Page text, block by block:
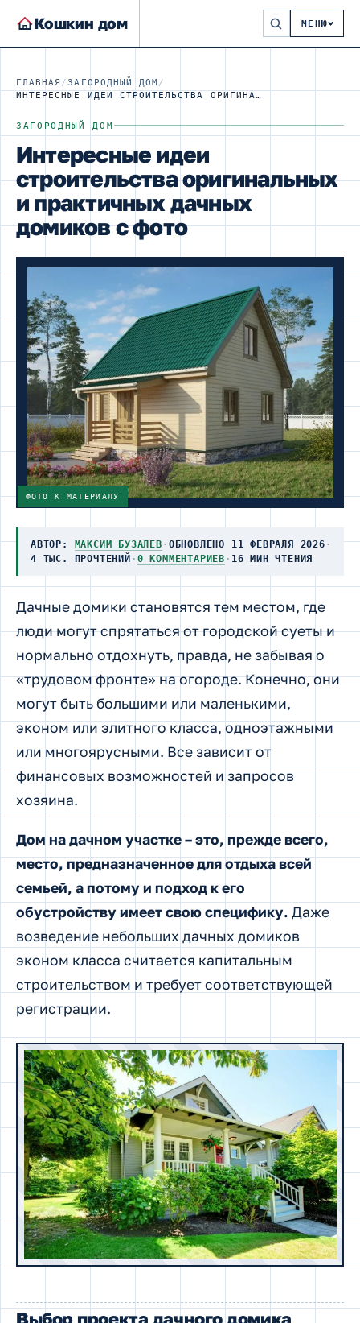
Кошкин дом МЕНЮ
ГЛАВНАЯ /ЗАГОРОДНЫЙ ДОМ /
ИНТЕРЕСНЫЕ ИДЕИ СТРОИТЕЛЬСТВА ОРИГИНАЛЬНЫХ И ПРАКТИЧНЫХ ДАЧНЫХ ДОМИКОВ С ФОТО
ЗАГОРОДНЫЙ ДОМ
Интересные идеи
строительства оригинальных
и практичных дачных
домиков с фото
ФОТО К МАТЕРИАЛУ
АВТОР: МАКСИМ БУЗАЛЕВ · ОБНОВЛЕНО 11 ФЕВРАЛЯ 2026 ·
4 ТЫС. ПРОЧТЕНИЙ · 0 КОММЕНТАРИЕВ · 16 МИН ЧТЕНИЯ
Дачные домики становятся тем местом, где
люди могут спрятаться от городской суеты и
нормально отдохнуть, правда, не забывая о
«трудовом фронте» на огороде. Конечно, они
могут быть большими или маленькими,
эконом или элитного класса, одноэтажными
или многоярусными. Все зависит от
финансовых возможностей и запросов
хозяина.
Дом на дачном участке – это, прежде всего,
место, предназначенное для отдыха всей
семьей, а потому и подход к его
обустройству имеет свою специфику. Даже
возведение небольших дачных домиков
эконом класса считается капитальным
строительством и требует соответствующей
регистрации.
Выбор проекта дачного домика